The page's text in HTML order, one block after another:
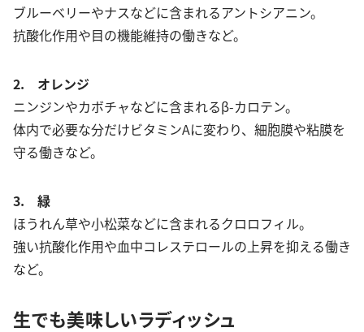
ブルーベリーやナスなどに含まれるアントシアニン。
抗酸化作用や目の機能維持の働きなど。
2. オレンジ
ニンジンやカボチャなどに含まれるβ-カロテン。
体内で必要な分だけビタミンAに変わり、細胞膜や粘膜を
守る働きなど。
3. 緑
ほうれん草や小松菜などに含まれるクロロフィル。
強い抗酸化作用や血中コレステロールの上昇を抑える働き
など。
生でも美味しいラディッシュ